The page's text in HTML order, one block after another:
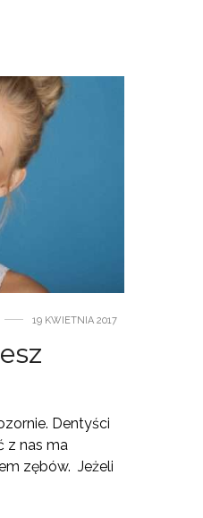
19 KWIETNIA 2017
Dentyści
z nas ma
zębów. Jeżeli